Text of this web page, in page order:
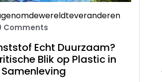
Comments
Echt Duurzaam?
Blik op Plastic in
Samenleving